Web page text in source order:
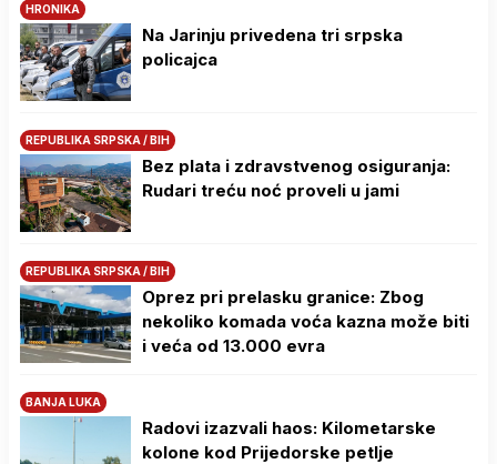
HRONIKA
Na Јarinju privedena tri srpska
policajca
REPUBLIKA SRPSKA / BIH
Bez plata i zdravstvenog osiguranja:
Rudari treću noć proveli u jami
REPUBLIKA SRPSKA / BIH
Oprez pri prelasku granice: Zbog
nekoliko komada voća kazna može biti
i veća od 13.000 evra
BANJA LUKA
Radovi izazvali haos: Kilometarske
kolone kod Prijedorske petlje